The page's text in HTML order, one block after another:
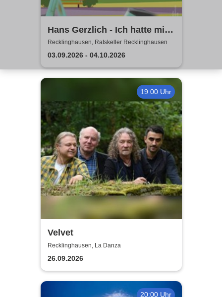
Hans Gerzlich - Ich hatte mich
jünger in Erinnerung
Recklinghausen, Ratskeller Recklinghausen
03.09.2026 - 04.10.2026
19:00 Uhr
Velvet
Recklinghausen, La Danza
26.09.2026
20:00 Uhr